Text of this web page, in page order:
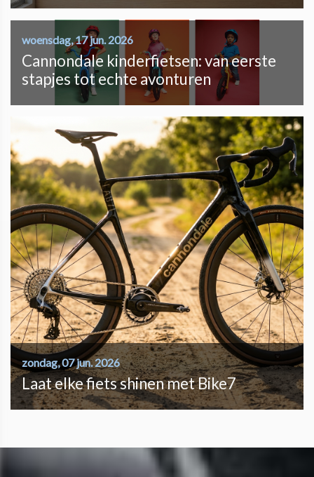
woensdag, 17 jun. 2026
Cannondale kinderfietsen: van eerste
stapjes tot echte avonturen
zondag, 07 jun. 2026
Laat elke fiets shinen met Bike7